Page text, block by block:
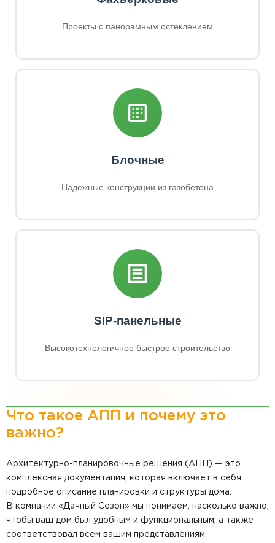
Проекты с панорамным остеклением
Блочные
Надежные конструкции из газобетона
SIP-панельные
Высокотехнологичное быстрое строительство
Что такое АПП и почему это
важно?
Архитектурно-планировочные решения (АПП) — это
комплексная документация, которая включает в себя
подробное описание планировки и структуры дома.
В компании «Дачный Сезон» мы понимаем, насколько важно,
чтобы ваш дом был удобным и функциональным, а также
соответствовал всем вашим представлениям.